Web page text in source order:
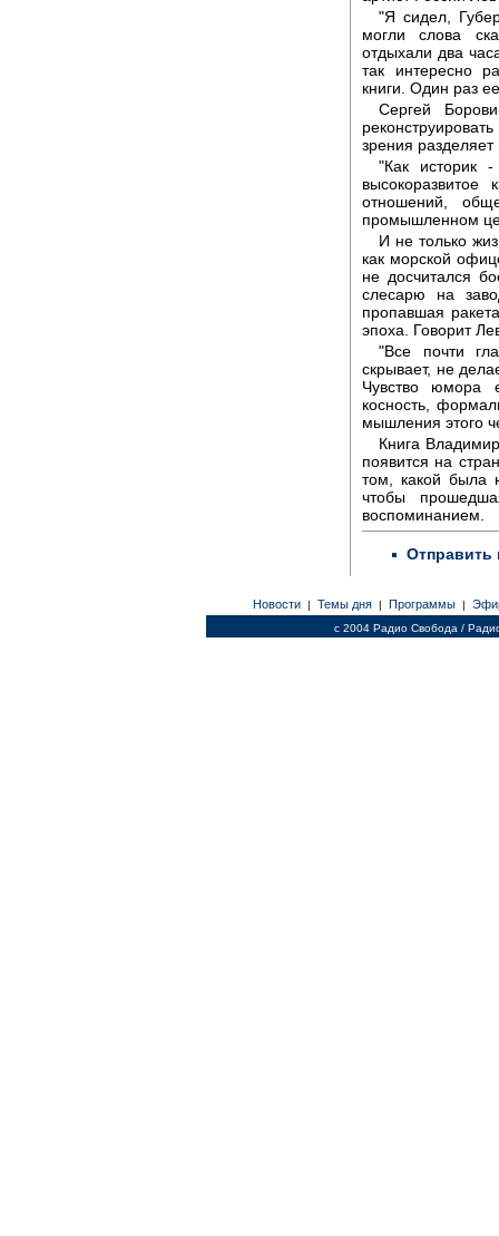
"Я сидел,
могли слова
отдыхали два
так интересно
книги. Один раз
Сергей
зрения
"Как историк
отношений,
промышленном
И не только
как морской
не досчитался
слесарю на
пропавшая
эпоха. Говорит
"Все почти
скрывает, не
Чувство юмора
косность,
мышления этого
Книга
появится на
том, какой была
чтобы
воспоминанием.
Отправить
Новости | Темы дня | Программы |
c 2004 Радио Свобода /